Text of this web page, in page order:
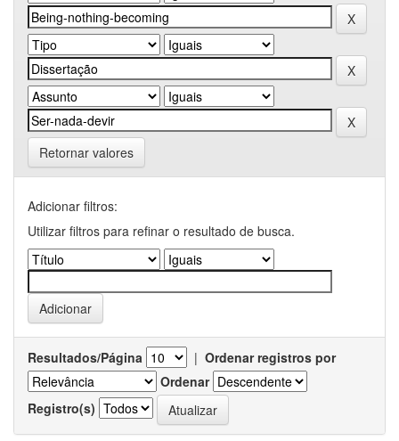
Retornar valores
Adicionar filtros:
Utilizar filtros para refinar o resultado de busca.
Resultados/Página | Ordenar registros por
Ordenar
Registro(s)